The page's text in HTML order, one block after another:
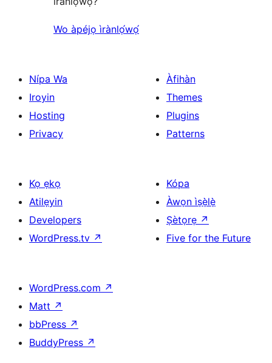
Wo àpéjọ ìrànlọ́wọ́
Nípa Wa
Iroyin
Hosting
Privacy
Àfihàn
Themes
Plugins
Patterns
Kọ ẹkọ
Atilẹyin
Developers
WordPress.tv ↗
Kópa
Àwọn ìṣẹ̀lẹ̀
Ṣètọrẹ ↗
Five for the Future
WordPress.com ↗
Matt ↗
bbPress ↗
BuddyPress ↗